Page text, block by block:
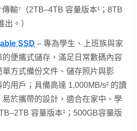
輸⁷（2TB–4TB 容量版本¹；8TB
出。）
SSD – 專為學生、上班族與家
便攜式儲存，滿足日常數碼內容
方式備份文件、儲存照片與影
用戶；具備高達 1,000MB/s² 的讀
於攜帶的設計，適合在家中、學
容量版本¹；500GB容量版